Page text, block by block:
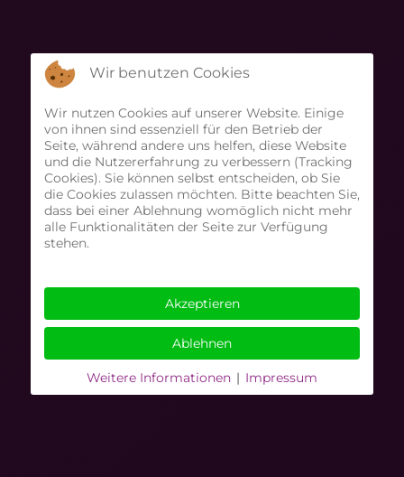
Wir benutzen Cookies
Wir nutzen Cookies auf unserer Website. Einige
von ihnen sind essenziell für den Betrieb der
Seite, während andere uns helfen, diese Website
und die Nutzererfahrung zu verbessern (Tracking
Cookies). Sie können selbst entscheiden, ob Sie
die Cookies zulassen möchten. Bitte beachten Sie,
dass bei einer Ablehnung womöglich nicht mehr
alle Funktionalitäten der Seite zur Verfügung
stehen.
Akzeptieren
Ablehnen
Weitere Informationen | Impressum